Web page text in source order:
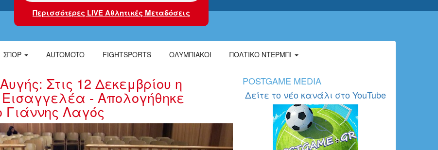
Περισσότερες LIVE Αθλητικές Μεταδόσεις
ΣΠΟΡ AUTOMOTO FIGHTSPORTS ΟΛΥΜΠΙΑΚΟΙ ΠΟΛΤΙΚΌ ΝΤΈΡΜΠΙ
Στις 12 Δεκεμβρίου η
- Απολογήθηκε
Γιάννης Λαγός
POSTGAME MEDIA
Δείτε το νέο κανάλι στο YouTube